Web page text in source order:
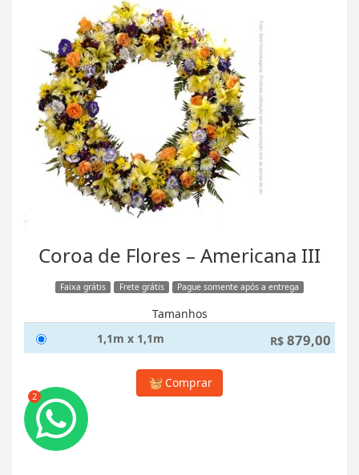
2
Coroa de Flores – Americana III
Faixa grátis Frete grátis Pague somente após a entrega
Tamanhos
1,1m x 1,1m
R$ 879,00
Comprar